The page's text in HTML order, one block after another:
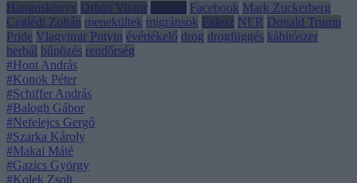
Hangoskönyv Orbán Viktor közélet Facebook Mark Zuckerberg
Ceglédi Zoltán menekültek migránsok Fidesz NER Donald Trump
Pride Vlagyimir Putyin évértékelő drog drogfüggés kábítószer
herbál bűnözés rendőrség
#Hont András
#Konok Péter
#Schiffer András
#Balogh Gábor
#Nefelejcs Gergő
#Szarka Károly
#Makai Máté
#Gazics György
#Kolek Zsolt